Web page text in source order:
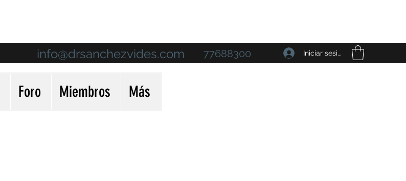
info@drsanchezvides.com 77688300 Iniciar sesión
Foro Miembros Más